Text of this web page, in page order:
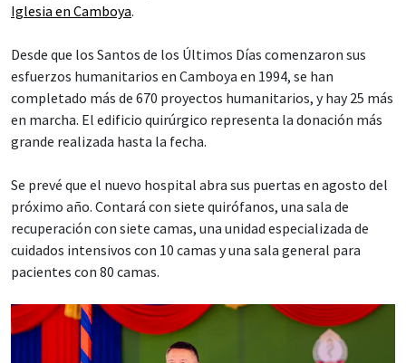
Iglesia en Camboya.
Desde que los Santos de los Últimos Días comenzaron sus
esfuerzos humanitarios en Camboya en 1994, se han
completado más de 670 proyectos humanitarios, y hay 25 más
en marcha. El edificio quirúrgico representa la donación más
grande realizada hasta la fecha.
Se prevé que el nuevo hospital abra sus puertas en agosto del
próximo año. Contará con siete quirófanos, una sala de
recuperación con siete camas, una unidad especializada de
cuidados intensivos con 10 camas y una sala general para
pacientes con 80 camas.